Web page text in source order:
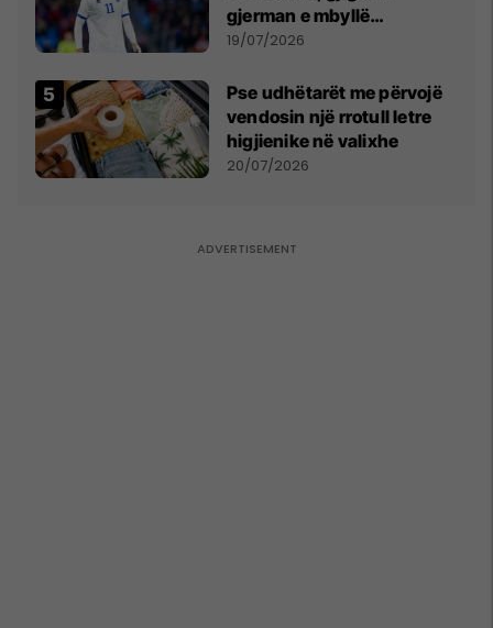
gjerman e mbyllë
marrëveshjen për Fisnik
19/07/2026
Pse udhëtarët me përvojë
vendosin një rrotull letre
higjienike në valixhe
20/07/2026